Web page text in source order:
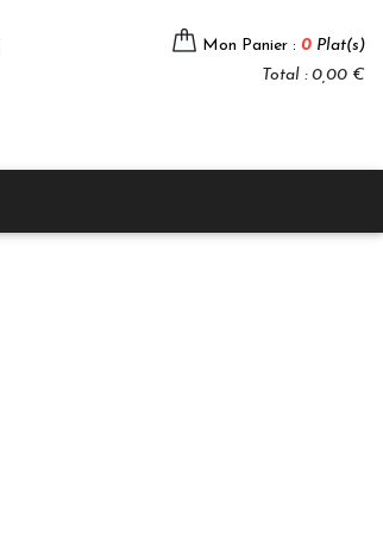
Mon Panier : 0 Plat(s)
Total : 0,00 €